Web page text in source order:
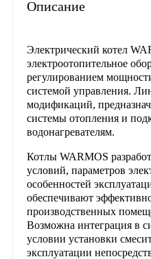
Описание
Электрический котел
электроотопительное
регулированием
системой управления.
модификаций,
системы отопления и
водонагревателям.
Котлы WARMOS
условий, параметров
особенностей
обеспечивают
производственных
Возможна интеграция в
условии установки
эксплуатации